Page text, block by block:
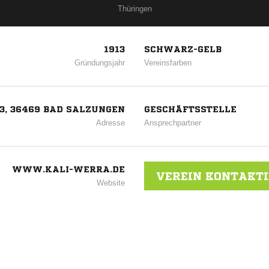
Thüringen
1913
Gründungsjahr
SCHWARZ-GELB
Vereinsfarben
36469 BAD SALZUNGEN
Adresse
GESCHÄFTSSTELLE
Ansprechpartner
WWW.KALI-WERRA.DE
Website
VEREIN